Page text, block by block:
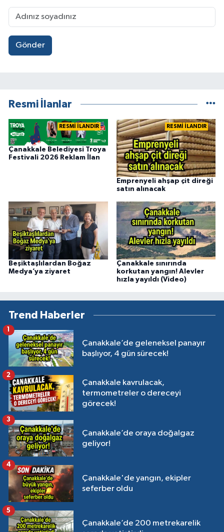
Gönder
Resmi İlanlar
RESMİ İLANDIR
Çanakkale Belediyesi Troya
Festivali 2026 Reklam İlan
RESMİ İLANDIR
Emprenyeli ahşap çit direği
satın alınacak
Beşiktaşlılardan Boğaz
Medya’ya ziyaret
Çanakkale sınırında
korkutan yangın! Alevler
hızla yayıldı (Video)
Trend Haberler
Çanakkale’de geleneksel panayır
başlıyor, 4 gün sürecek!
Çanakkale kavrulacak,
termometreler o dereceyi
görecek!
2
Çanakkale’de oraya doğalgaz
geliyor!
3
Çanakkale'de yangın, ekipler
seferber oldu
4
Çanakkale’de 200 metrekarelik
5